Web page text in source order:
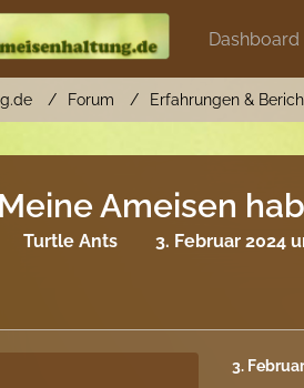
Dashboard
Forum Erfahrungen &
Meine Ameisen
Turtle Ants 3. Februar 2024
3.